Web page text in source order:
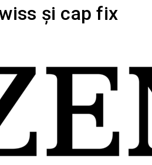
și cap fix